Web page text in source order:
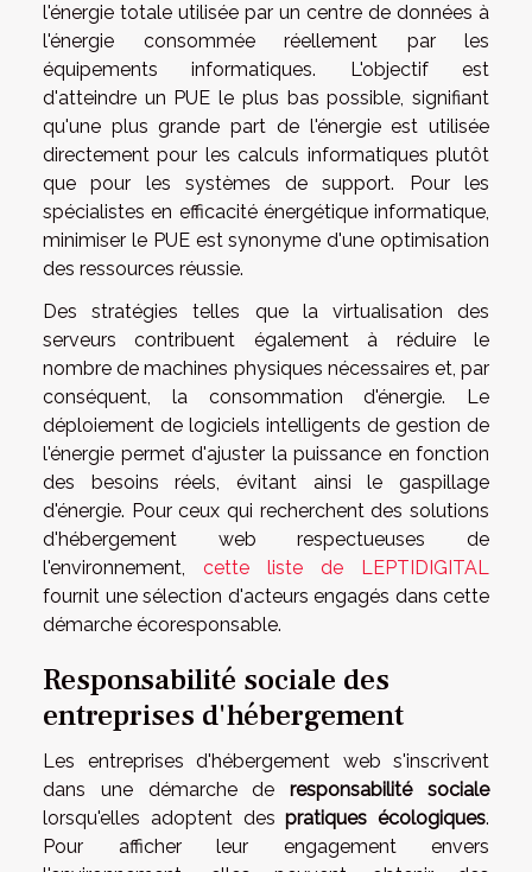
l'énergie totale utilisée par un centre de données à
l'énergie consommée réellement par les
équipements informatiques. L'objectif est
d'atteindre un PUE le plus bas possible, signifiant
qu'une plus grande part de l'énergie est utilisée
directement pour les calculs informatiques plutôt
que pour les systèmes de support. Pour les
spécialistes en efficacité énergétique informatique,
minimiser le PUE est synonyme d'une optimisation
des ressources réussie.
Des stratégies telles que la virtualisation des
serveurs contribuent également à réduire le
nombre de machines physiques nécessaires et, par
conséquent, la consommation d'énergie. Le
déploiement de logiciels intelligents de gestion de
l'énergie permet d'ajuster la puissance en fonction
des besoins réels, évitant ainsi le gaspillage
d'énergie. Pour ceux qui recherchent des solutions
d'hébergement web respectueuses de
l'environnement, cette liste de LEPTIDIGITAL
fournit une sélection d'acteurs engagés dans cette
démarche écoresponsable.
Responsabilité sociale des
entreprises d'hébergement
Les entreprises d'hébergement web s'inscrivent
dans une démarche deresponsabilité sociale
lorsqu'elles adoptent despratiques écologiques.
Pour afficher leur engagement envers